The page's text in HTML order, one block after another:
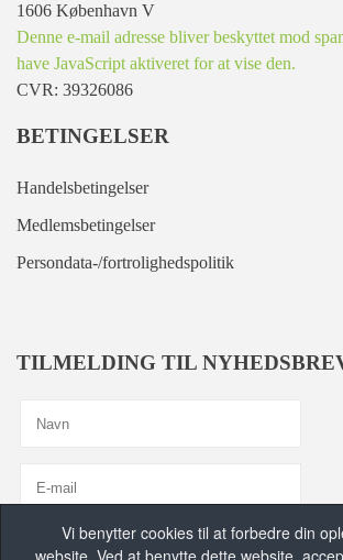
Vi benytter cookies til at forbedre din
website. Ved at benytte dette website,
1606 København V
Denne e-mail adresse bliver beskyttet mod
have JavaScript aktiveret for at vise den.
CVR: 39326086
BETINGELSER
Handelsbetingelser
Medlemsbetingelser
Persondata-/fortrolighedspolitik
TILMELDING TIL
Jeg er enig medPrivatlivspolitik